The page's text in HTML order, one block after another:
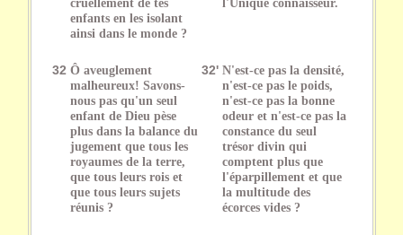
enfants en les isolant
ainsi dans le monde ?
32 Ô aveuglement
malheureux! Savons-
nous pas qu'un seul
enfant de Dieu pèse
plus dans la balance du
jugement que tous les
royaumes de la terre,
que tous leurs rois et
que tous leurs sujets
réunis ?
32' N'est-ce pas la densité,
n'est-ce pas le poids,
n'est-ce pas la bonne
odeur et n'est-ce pas la
constance du seul
trésor divin qui
comptent plus que
l'éparpillement et que
la multitude des
écorces vides ?